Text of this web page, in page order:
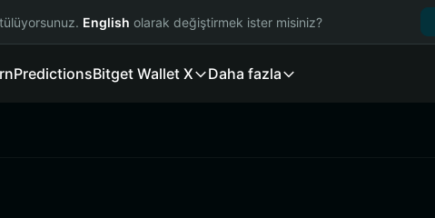
English olarak değiştirmek ister misiniz?
PredictionsBitget Wallet X Daha fazla